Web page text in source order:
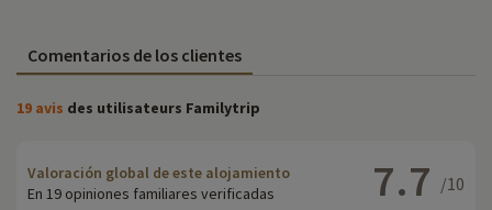
Comentarios de los clientes
19 avis des utilisateurs Familytrip
Valoración global de este alojamiento
En 19 opiniones familiares verificadas
7.7 /10